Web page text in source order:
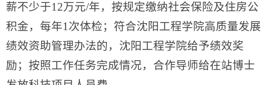
薪不少于12万元/年，按规定缴纳社会保险及住房公
积金，每年1次体检；符合沈阳工程学院高质量发展
绩效资助管理办法的，沈阳工程学院给予绩效奖
励；按照工作任务完成情况，合作导师给在站博士